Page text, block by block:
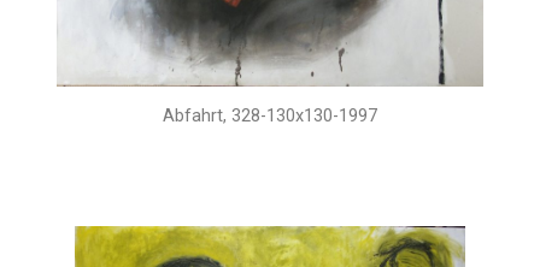
Abfahrt, 328-130x130-1997